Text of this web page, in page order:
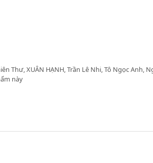
Thư, XUÂN HẠNH, Trần Lê Nhi, Tô Ngọc Anh,
này